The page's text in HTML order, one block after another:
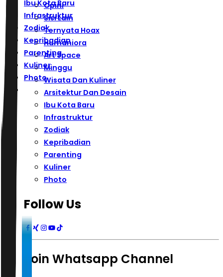
Ibu Kota Baru
Infrastruktur
Zodiak
Kepribadian
Parenting
Kuliner
Photo
Opini
Sisi Lain
Ternyata Hoax
Humaniora
Art Space
Minggu
Wisata Dan Kuliner
Arsitektur Dan Desain
Ibu Kota Baru
Infrastruktur
Zodiak
Kepribadian
Parenting
Kuliner
Photo
Follow Us
Join Whatsapp Channel